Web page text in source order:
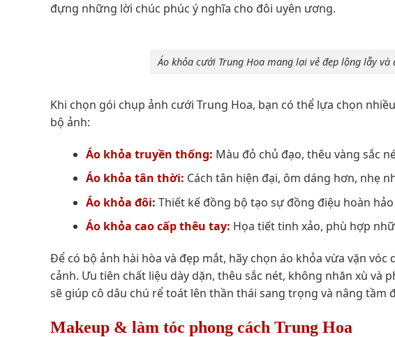
đựng những lời chúc phúc ý nghĩa cho đôi uyên ương.
Áo khỏa cưới Trung Hoa mang lại vẻ đẹp lộng lẫy
Khi chọn gói chụp ảnh cưới Trung Hoa, bạn có thể lựa chọn
bộ ảnh:
Áo khỏa truyền thống: Màu đỏ chủ đạo, thêu vàng sắc
Áo khỏa tân thời: Cách tân hiện đại, ôm dáng hơn, nhẹ
Áo khỏa đôi: Thiết kế đồng bộ tạo sự đồng điệu hoàn
Áo khỏa cao cấp thêu tay: Họa tiết tinh xảo, phù hợp
Để có bộ ảnh hài hòa và đẹp mắt, hãy chọn áo khỏa vừa vặn
cảnh. Ưu tiên chất liệu dày dặn, thêu sắc nét, không nhăn xù và
sẽ giúp cô dâu chú rể toát lên thần thái sang trọng và nâng tầm
Makeup & làm tóc phong cách Trung Hoa